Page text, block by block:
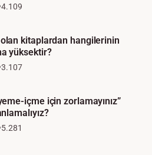
4.109
olan kitaplardan hangilerinin
yüksektir?
3.107
içme için zorlamayınız”
5.281